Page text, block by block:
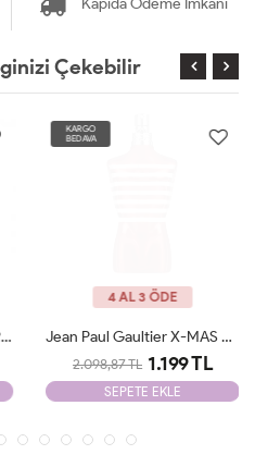
Çekebilir
KARGO
BEDAVA
4 AL 3 ÖDE
Jean Paul Gaultier X-MAS Edition 125 Ml Parfüm Man Tester
2.098,87 TL 1.199 TL
SEPETE EKLE